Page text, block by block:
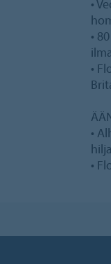
•
•
•
•
•